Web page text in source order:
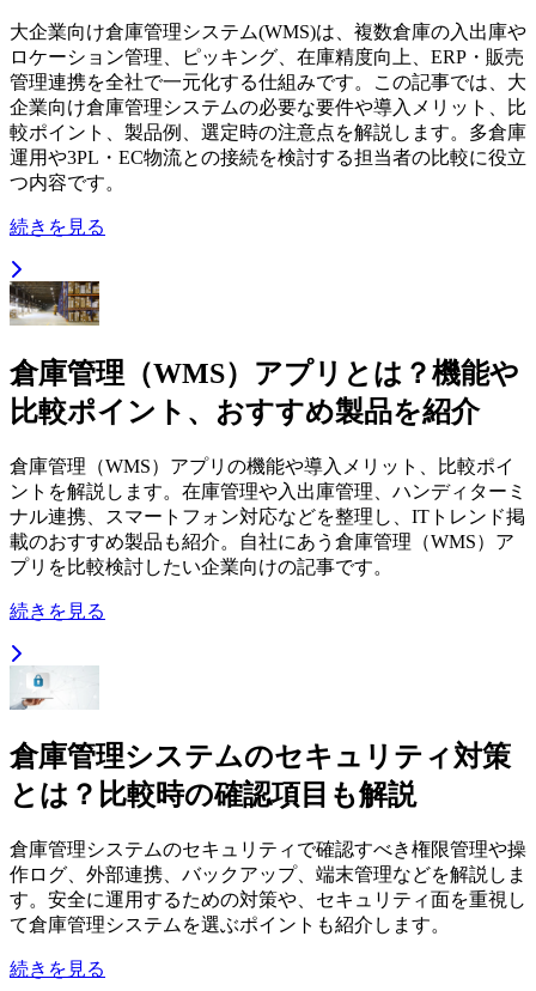
大企業向け倉庫管理システム(WMS)は、複数倉庫の入出庫や
ロケーション管理、ピッキング、在庫精度向上、ERP・販売
管理連携を全社で一元化する仕組みです。この記事では、大
企業向け倉庫管理システムの必要な要件や導入メリット、比
較ポイント、製品例、選定時の注意点を解説します。多倉庫
運用や3PL・EC物流との接続を検討する担当者の比較に役立
つ内容です。
続きを見る
倉庫管理（WMS）アプリとは？機能や
比較ポイント、おすすめ製品を紹介
倉庫管理（WMS）アプリの機能や導入メリット、比較ポイ
ントを解説します。在庫管理や入出庫管理、ハンディターミ
ナル連携、スマートフォン対応などを整理し、ITトレンド掲
載のおすすめ製品も紹介。自社にあう倉庫管理（WMS）ア
プリを比較検討したい企業向けの記事です。
続きを見る
倉庫管理システムのセキュリティ対策
とは？比較時の確認項目も解説
倉庫管理システムのセキュリティで確認すべき権限管理や操
作ログ、外部連携、バックアップ、端末管理などを解説しま
す。安全に運用するための対策や、セキュリティ面を重視し
て倉庫管理システムを選ぶポイントも紹介します。
続きを見る